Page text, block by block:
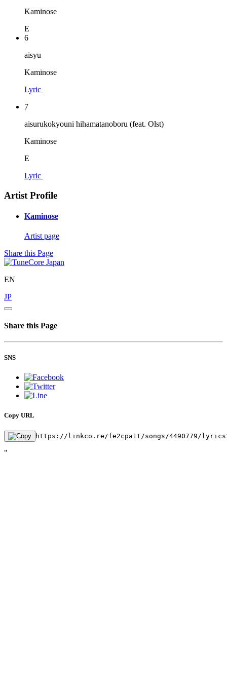
Kaminose
E
6
aisyu
Kaminose
Lyric
7
aisurukokyouni hihamatanoboru (feat. Olst)
Kaminose
E
Lyric
Artist Profile
Kaminose
Artist page
Share this Page
EN
JP
Share this Page
SNS
Copy URL
https://linkco.re/fe2cpa1t/songs/4490779/
"